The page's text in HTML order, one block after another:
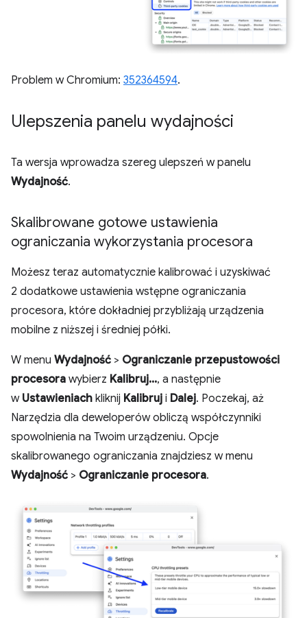
Problem w Chromium: 352364594.
Ulepszenia panelu wydajności
Ta wersja wprowadza szereg ulepszeń w panelu
Wydajność.
Skalibrowane gotowe ustawienia
ograniczania wykorzystania procesora
Możesz teraz automatycznie kalibrować i uzyskiwać
2 dodatkowe ustawienia wstępne ograniczania
procesora, które dokładniej przybliżają urządzenia
mobilne z niższej i średniej półki.
W menu Wydajność > Ograniczanie przepustowości
procesora wybierz Kalibruj..., a następnie
w Ustawieniach kliknij Kalibruj i Dalej. Poczekaj, aż
Narzędzia dla deweloperów obliczą współczynniki
spowolnienia na Twoim urządzeniu. Opcje
skalibrowanego ograniczania znajdziesz w menu
Wydajność > Ograniczanie procesora.